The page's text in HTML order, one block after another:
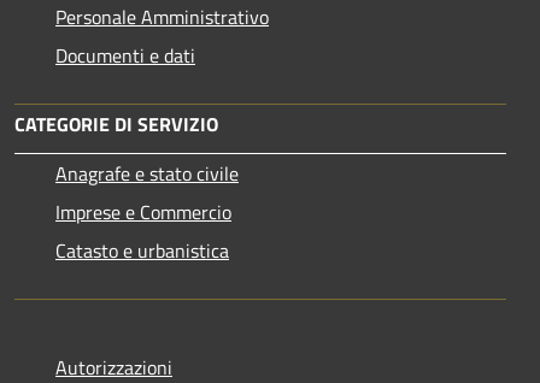
Personale Amministrativo
Documenti e dati
CATEGORIE DI SERVIZIO
Anagrafe e stato civile
Imprese e Commercio
Catasto e urbanistica
Autorizzazioni